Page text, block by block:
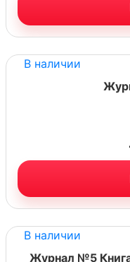
В наличии
В наличии
Журнал №5